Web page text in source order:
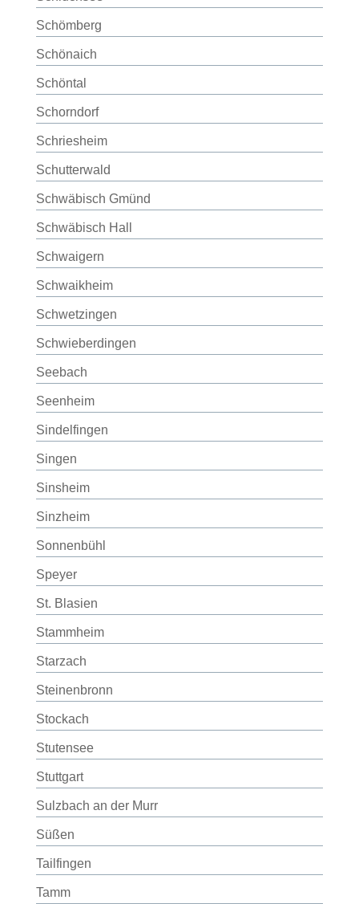
Schömberg
Schönaich
Schöntal
Schorndorf
Schriesheim
Schutterwald
Schwäbisch Gmünd
Schwäbisch Hall
Schwaigern
Schwaikheim
Schwetzingen
Schwieberdingen
Seebach
Seenheim
Sindelfingen
Singen
Sinsheim
Sinzheim
Sonnenbühl
Speyer
St. Blasien
Stammheim
Starzach
Steinenbronn
Stockach
Stutensee
Stuttgart
Sulzbach an der Murr
Süßen
Tailfingen
Tamm